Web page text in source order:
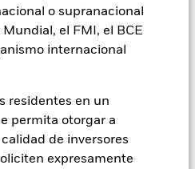
o supranacional
el FMI, el BCE
internacional
residentes en un
permita otorgar a
de inversores
expresamente
opere en préstamos de valores
Fondo percibirá el 62,5% de
generen, y el 37,5% restante se
costes de funcionamiento del
de los gastos corrientes.
Mostrar menos